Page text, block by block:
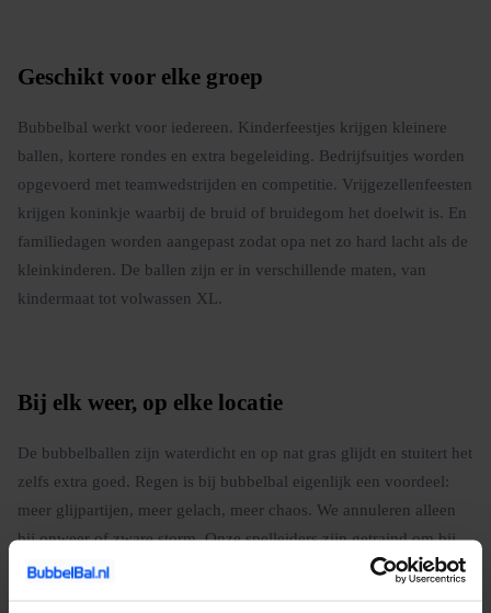
Geschikt voor elke groep
Bubbelbal werkt voor iedereen. Kinderfeestjes krijgen kleinere
ballen, kortere rondes en extra begeleiding. Bedrijfsuitjes worden
opgevoerd met teamwedstrijden en competitie. Vrijgezellenfeesten
krijgen koninkje waarbij de bruid of bruidegom het doelwit is. En
familiedagen worden aangepast zodat opa net zo hard lacht als de
kleinkinderen. De ballen zijn er in verschillende maten, van
kindermaat tot volwassen XL.
Bij elk weer, op elke locatie
De bubbelballen zijn waterdicht en op nat gras glijdt en stuitert het
zelfs extra goed. Regen is bij bubbelbal eigenlijk een voordeel:
meer glijpartijen, meer gelach, meer chaos. We annuleren alleen
bij onweer of zware storm. Onze spelleiders zijn getraind om bij
elk weer een goed programma neer te zetten.